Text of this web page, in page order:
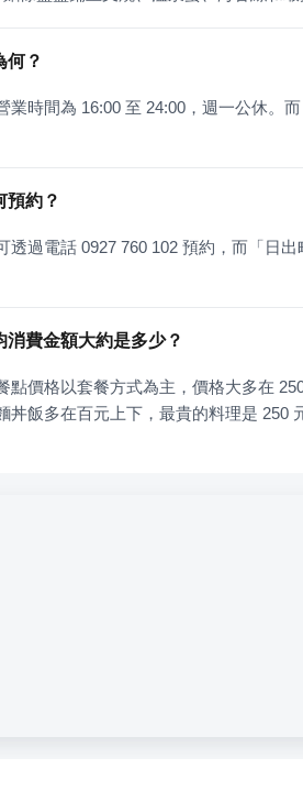
何？
業時間為 16:00 至 24:00，週一公休。
預約？
透過電話 0927 760 102 預約，而「日
費金額大約是多少？
點價格以套餐方式為主，價格大多在
飯多在百元上下，最貴的料理是 250